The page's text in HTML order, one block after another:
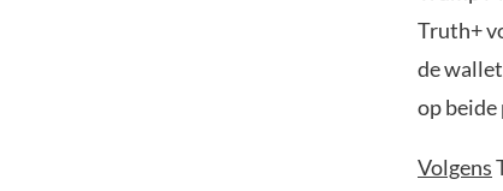
Truth+
de
op
Volgens